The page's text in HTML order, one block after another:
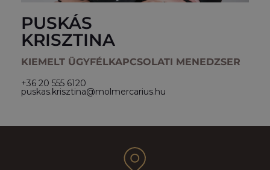
PUSKÁS
KRISZTINA
KIEMELT ÜGYFÉLKAPCSOLATI MENEDZSER
+36 20 555 6120
puskas.krisztina@molmercarius.hu